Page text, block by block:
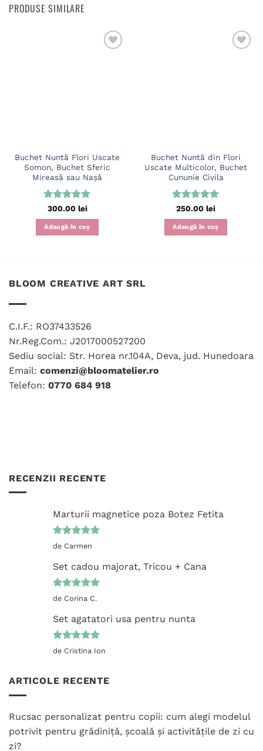
PRODUSE SIMILARE
Buchet Nuntă Flori Uscate
Somon, Buchet Sferic
Mireasă sau Nașă
Evaluat la
5din 5
300.00 lei
Adaugă în coș
Buchet Nuntă din Flori
Uscate Multicolor, Buchet
Cununie Civila
Evaluat la
5din 5
250.00 lei
Adaugă în coș
BLOOM CREATIVE ART SRL
C.I.F.: RO37433526
Nr.Reg.Com.: J2017000527200
Sediu social: Str. Horea nr.104A, Deva, jud. Hunedoara
Email: comenzi@bloomatelier.ro
Telefon: 0770 684 918
RECENZII RECENTE
Marturii magnetice poza Botez Fetita
Evaluat la
de Carmen
Set cadou majorat, Tricou + Cana
Evaluat la
de Corina C.
Set agatatori usa pentru nunta
Evaluat la
de Cristina Ion
ARTICOLE RECENTE
Rucsac personalizat pentru copii: cum alegi modelul
potrivit pentru grădiniță, școală și activitățile de zi cu
zi?